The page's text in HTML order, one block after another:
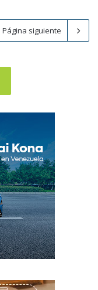
Página siguiente